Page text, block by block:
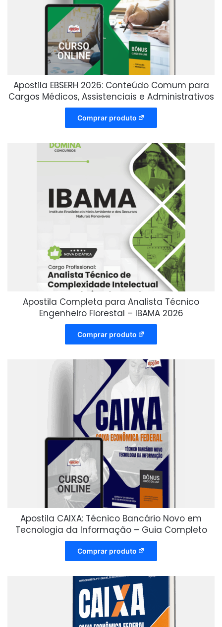
Apostila EBSERH 2026: Conteúdo Comum para
Cargos Médicos, Assistenciais e Administrativos
Comprar produto
Apostila Completa para Analista Técnico
Engenheiro Florestal – IBAMA 2026
Comprar produto
Apostila CAIXA: Técnico Bancário Novo em
Tecnologia da Informação – Guia Completo
Comprar produto